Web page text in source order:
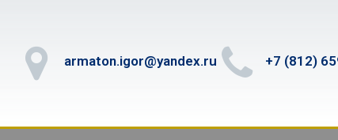
armaton.igor@yandex.ru +7 (812)